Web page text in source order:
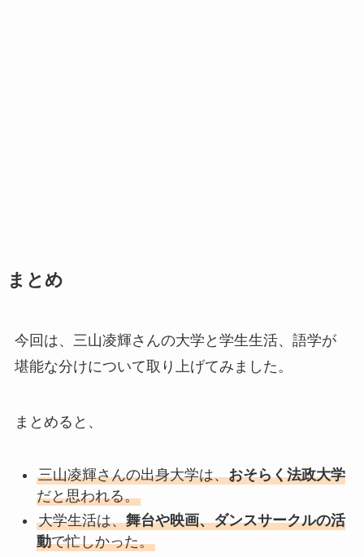
まとめ
今回は、三山凌輝さんの大学と学生生活、語学が
堪能な分けについて取り上げてみました。
まとめると、
三山凌輝さんの出身大学は、おそらく法政大学
だと思われる。
大学生活は、舞台や映画、ダンスサークルの活
動で忙しかった。